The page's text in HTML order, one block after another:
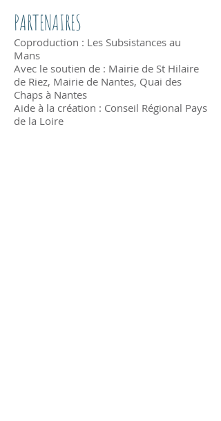
PARTENAIRES
Coproduction : Les Subsistances au
Mans
Avec le soutien de : Mairie de St Hilaire
de Riez, Mairie de Nantes, Quai des
Chaps à Nantes
Aide à la création : Conseil Régional Pays
de la Loire